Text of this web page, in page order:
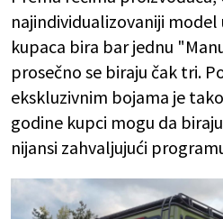
najindividualizovaniji model
kupaca bira bar jednu
prosečno se biraju čak tri.
ekskluzivnim bojama je
godine kupci mogu da
nijansi zahvaljujući